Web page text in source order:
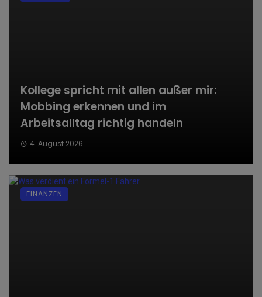
Kollege spricht mit allen außer mir:
Mobbing erkennen und im
Arbeitsalltag richtig handeln
4. August 2026
FINANZEN